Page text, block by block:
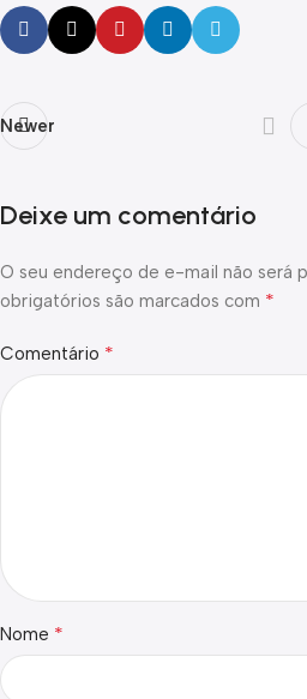
Newer
Deixe um comentário
O seu endereço de e-mail não será
obrigatórios são marcados com *
Comentário *
Nome *